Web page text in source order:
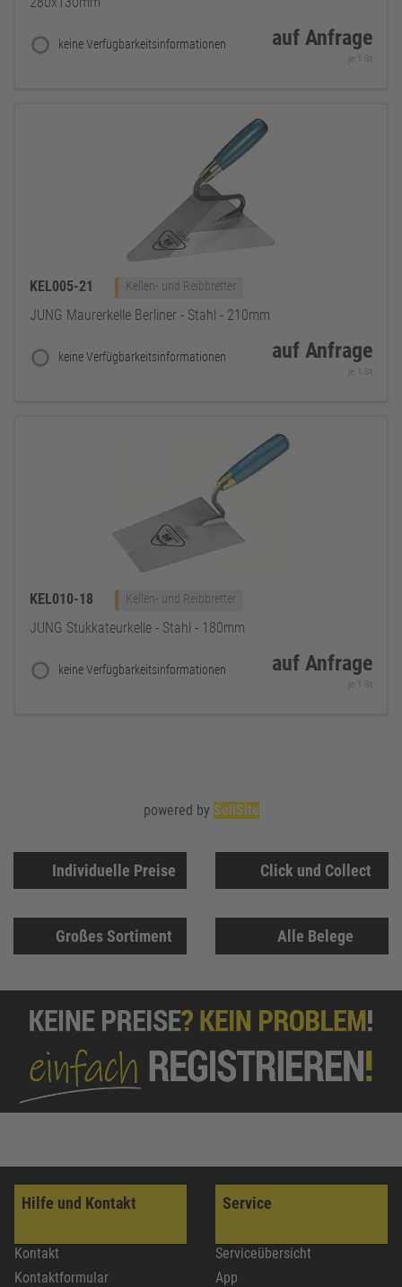
keine Verfügbarkeitsinformationen auf Anfrage
je 1 St
KEL005-21 Kellen- und Reibbretter
JUNG Maurerkelle Berliner - Stahl - 210mm
keine Verfügbarkeitsinformationen auf Anfrage
je 1 St
KEL010-18 Kellen- und Reibbretter
JUNG Stukkateurkelle - Stahl - 180mm
keine Verfügbarkeitsinformationen auf Anfrage
je 1 St
Individuelle Preise Click und Collect
Großes Sortiment Alle Belege
Hilfe und Kontakt
Kontakt
Kontaktformular
Service
Serviceübersicht
App
powered by SellSite